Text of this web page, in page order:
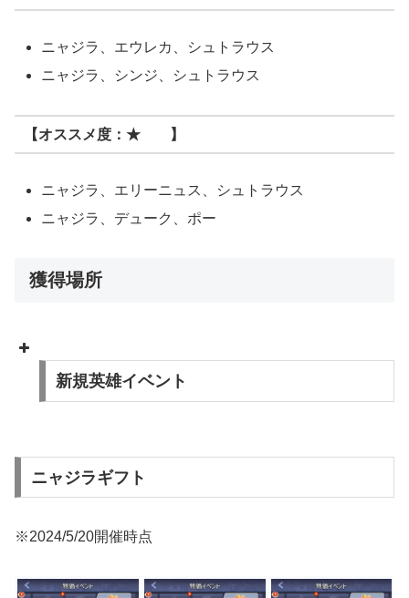
ニャジラ、エウレカ、シュトラウス
ニャジラ、シンジ、シュトラウス
【オススメ度： ★】
ニャジラ、エリーニュス、シュトラウス
ニャジラ、デューク、ポー
獲得場所
新規英雄イベント
ニャジラギフト
※2024/5/20開催時点